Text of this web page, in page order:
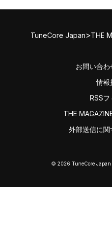
TuneCore Japan>THE
お問い合
情報
RSSフ
THE
外部送信に
© 2026 TuneCore Japan